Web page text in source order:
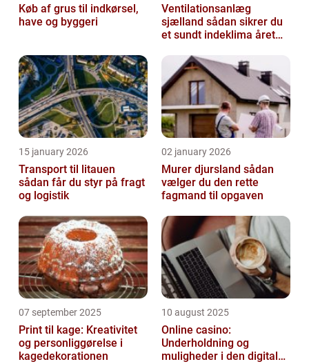
Køb af grus til indkørsel,
have og byggeri
Ventilationsanlæg
sjælland sådan sikrer du
et sundt indeklima året
15 january 2026
Transport til litauen
sådan får du styr på fragt
og logistik
02 january 2026
Murer djursland sådan
vælger du den rette
fagmand til opgaven
07 september 2025
Print til kage: Kreativitet
og personliggørelse i
kagedekorationen
10 august 2025
Online casino:
Underholdning og
muligheder i den digitale